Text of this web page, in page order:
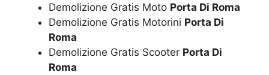
Demolizione Gratis Moto Porta Di Roma
Demolizione Gratis Motorini Porta Di
Roma
Demolizione Gratis Scooter Porta Di
Roma